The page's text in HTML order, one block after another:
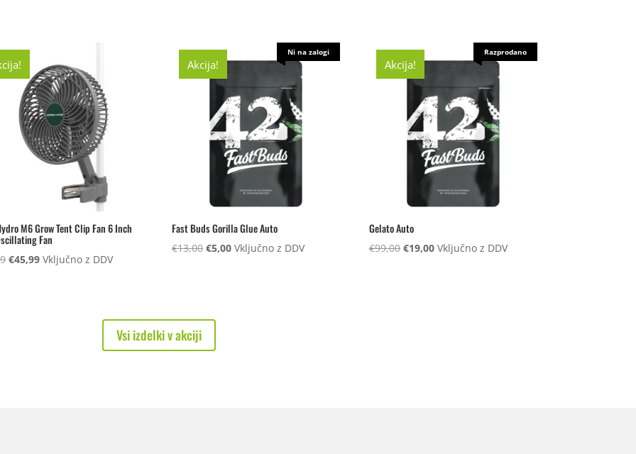
M6 Grow Tent Clip Fan 6 Inch
Fan
Izvirna
€45,99Trenutna
Vključno z DDV
Ni na zalogi
Akcija!
Fast Buds Gorilla Glue Auto
€13,00Izvirna
€13,00.
€5,00Trenutna
Vključno z DDV
Razprodano
Akcija!
Gelato Auto
€99,00 Izvirna
€19,00Trenutna
Vključno z DDV
Vsi izdelki v akciji